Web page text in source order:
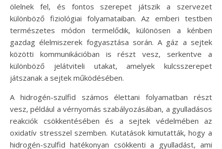
ölelnek fel, és fontos szerepet játszik a szervezet
különböző fiziológiai folyamataiban. Az emberi testben
természetes módon termelődik, különösen a kénben
gazdag élelmiszerek fogyasztása során. A gáz a sejtek
közötti kommunikációban is részt vesz, serkentve a
különböző jelátviteli utakat, amelyek kulcsszerepet
játszanak a sejtek működésében.
A hidrogén-szulfid számos élettani folyamatban részt
vesz, például a vérnyomás szabályozásában, a gyulladásos
reakciók csökkentésében és a sejtek védelmében az
oxidatív stresszel szemben. Kutatások kimutatták, hogy a
hidrogén-szulfid hatékonyan csökkenti a gyulladást, ami